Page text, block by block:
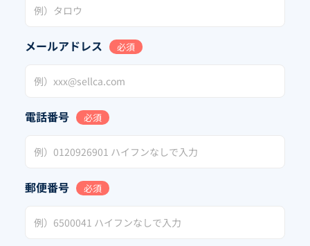
メールアドレス 必須
電話番号 必須
郵便番号 必須